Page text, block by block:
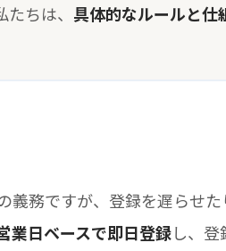
ちは、 具体的なルールと仕
義務ですが、登録を遅らせ
業日ベースで即日登録し、